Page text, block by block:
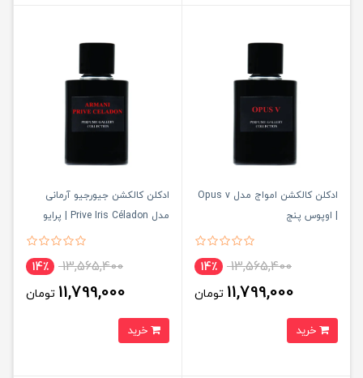
ادکلن کالکشن امواج مدل Opus v
| اوپوس پنج
13,565,400 14٪
11,799,000 تومان
ادکلن کالکشن جیورجیو آرمانی
مدل Prive Iris Céladon | پرایو
13,565,400 14٪
11,799,000 تومان